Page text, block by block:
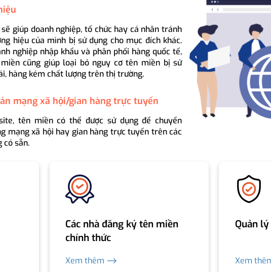
giúp doanh nghiệp, tổ chức hay cá nhân tránh
hiệu của mình bị sử dụng cho mục đích khác.
nghiệp nhập khẩu và phân phối hàng quốc tế,
cũng giúp loại bỏ nguy cơ tên miền bị sử
hàng kém chất lượng trên thị trường.
mạng xã hội/gian hàng trực tuyến
tên miền có thể được sử dụng để chuyển
mạng xã hội hay gian hàng trực tuyến trên các
có sẵn.
Các nhà đăng ký tên miền
chính thức
Xem thêm ⟶
Quản
Xem